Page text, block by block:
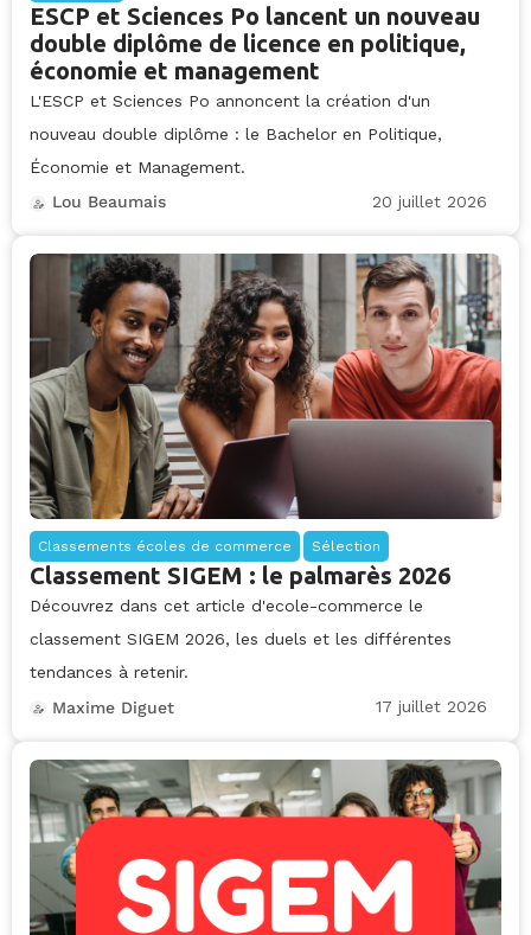
ESCP et Sciences Po lancent un nouveau
double diplôme de licence en politique,
économie et management
L'ESCP et Sciences Po annoncent la création d'un
nouveau double diplôme : le Bachelor en Politique,
Économie et Management.
Lou Beaumais
20 juillet 2026
Classements écoles de commerce Sélection
Classement SIGEM : le palmarès 2026
Découvrez dans cet article d'ecole-commerce le
classement SIGEM 2026, les duels et les différentes
tendances à retenir.
Maxime Diguet
17 juillet 2026